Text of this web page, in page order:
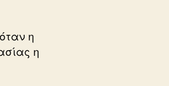
η
η